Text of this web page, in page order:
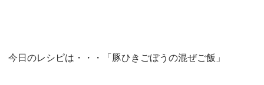
今日のレシピは・・・「豚ひきごぼうの混ぜご飯」